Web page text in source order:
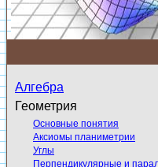
Алгебра
Геометрия
Основные понятия
Аксиомы планиметрии
Углы
Перпендикулярные и